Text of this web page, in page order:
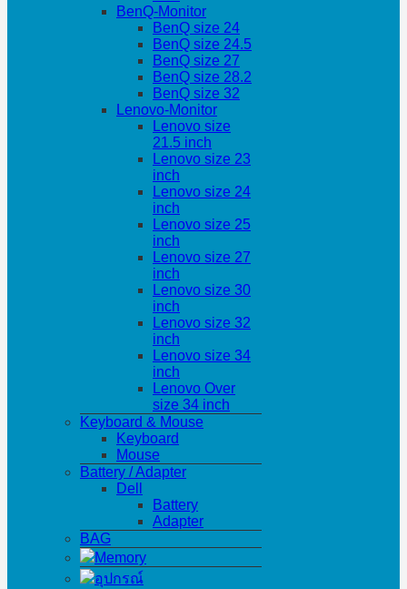
BenQ-Monitor
BenQ size 24
BenQ size 24.5
BenQ size 27
BenQ size 28.2
BenQ size 32
Lenovo-Monitor
Lenovo size
21.5 inch
Lenovo size 23
inch
Lenovo size 24
inch
Lenovo size 25
inch
Lenovo size 27
inch
Lenovo size 30
inch
Lenovo size 32
inch
Lenovo size 34
inch
Lenovo Over
size 34 inch
Keyboard & Mouse
Keyboard
Mouse
Battery / Adapter
Dell
Battery
Adapter
BAG
Memory
อุปกรณ์